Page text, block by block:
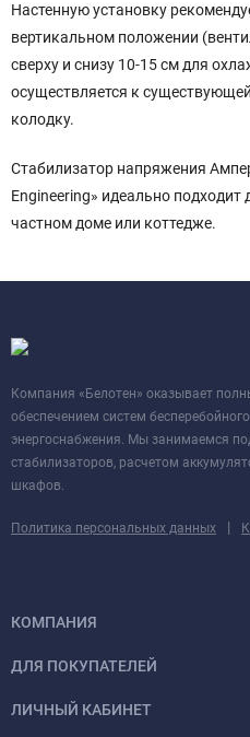
Настенную установку
вертикальном положении
сверху и снизу 10-15 см для
осуществляется к
колодку.
Стабилизатор напряжения
Engineering» идеально подходит
частном доме или коттедже.
Компания «Белотен» оказывает
обеспечением систем
энергоснабжения. Мы занимаемся
стабилизаторов, расчетом
шкафов.
Политика персональных данных |
КОМПАНИЯ
ДЛЯ ПОКУПАТЕЛЕЙ
ЛИЧНЫЙ КАБИНЕТ